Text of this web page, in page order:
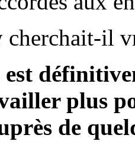
cherchait-il
est
plus
de